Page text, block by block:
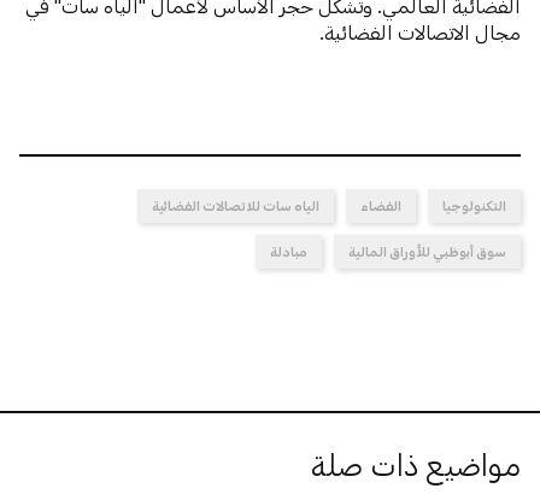
الفضائية العالمي. وتشكّل حجر الأساس لأعمال "الياه سات" في
مجال الاتصالات الفضائية.
التكنولوجيا الفضاء الياه سات للاتصالات الفضائية
سوق أبوظبي للأوراق المالية مبادلة
مواضيع ذات صلة